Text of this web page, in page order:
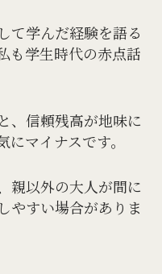
て学んだ経験を語る
も学生時代の赤点話
、信頼残高が地味に
マイナスです。
親以外の大人が間に
やすい場合がありま